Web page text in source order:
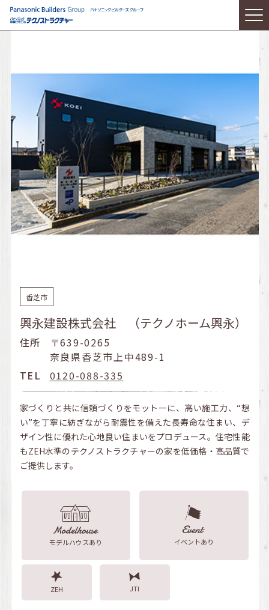
香芝市
興永建設株式会社 （テクノホーム興永）
住所
〒639-0265
奈良県香芝市上中489-1
TEL
0120-088-335
家づくりと共に信頼づくりをモットーに、高い施工力、“想
い”を丁寧に紡ぎながら耐震性を備えた長寿命な住まい、デ
ザイン性に優れた心地良い住まいをプロデュース。住宅性能
もZEH水準のテクノストラクチャーの家を低価格・高品質で
ご提供します。
モデルハウスあり イベントあり
ZEH JTI